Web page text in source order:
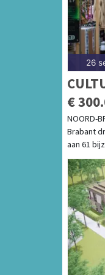
26
€
NOORD-
Brabant
aan 61